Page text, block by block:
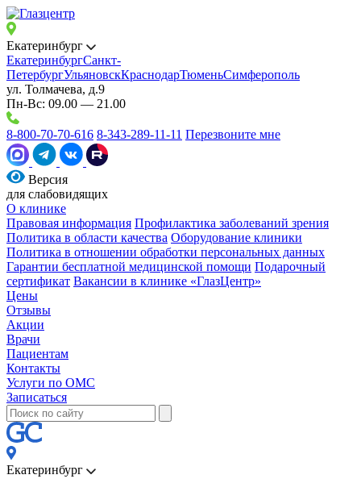
Екатеринбург
ЕкатеринбургСанкт-
ПетербургУльяновскКраснодарТюменьСимферополь
ул. Толмачева, д.9
Пн-Вс: 09.00 — 21.00
8-800-70-70-616 8-343-289-11-11 Перезвоните мне
Версия
для слабовидящих
О клинике
Правовая информация Профилактика заболеваний зрения
Политика в области качества Оборудование клиники
Политика в отношении обработки персональных данных
Гарантии бесплатной медицинской помощи Подарочный
сертификат Вакансии в клинике «ГлазЦентр»
Цены
Отзывы
Акции
Врачи
Пациентам
Контакты
Услуги по ОМС
Записаться
Екатеринбург